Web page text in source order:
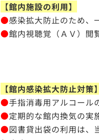
【館内施設の利用】
●感染拡大防止のため、
●館内視聴覚（ＡＶ）閲
【館内感染拡大防止対策】
●手指消毒用アルコール
●定期的な館内換気の実
●図書貸出袋の利用は、